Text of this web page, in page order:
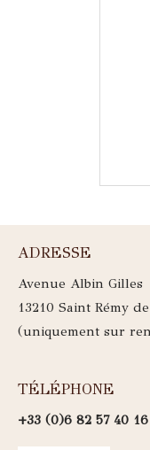
ADRESSE
Avenue Albin Gilles
13210 Saint Rémy
(uniquement sur
TÉLÉPHONE
+33 (0)6 82 57 40 16